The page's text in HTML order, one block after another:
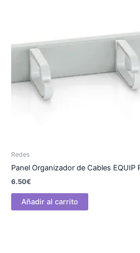
Redes
Panel Organizador de Cables EQUIP
6.50€
Añadir al carrito